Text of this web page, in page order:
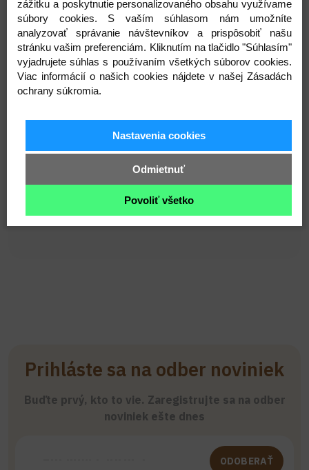
deti od 0 do 3 rokova šetrných k citlivej detskej
pokožke.
Noštek jeručne vyšívaný, očká súbezpečnostné s
poistkou (výrobcom odporúčané pre deti od 3
,odporúčame používanie hračkypod dohľadom
Jemný spoločník pre deti ako pomocník zo
zaspávaním a krásny darček s príbehom ručnej
práce značky Miulee 🤍
Prihláste sa na odber noviniek
Buďte prvý, kto to vie. Zaregistrujte sa na odber
noviniek ešte dnes
ODOBERAŤ
zážitku a poskytnutie personalizovaného obsahu využívame
súbory cookies. S vaším súhlasom nám umožníte
analyzovať správanie návštevníkov a prispôsobiť našu
stránku vašim preferenciám. Kliknutím na tlačidlo "Súhlasím"
vyjadrujete súhlas s používaním všetkých súborov cookies.
Viac informácií o našich cookies nájdete v našej Zásadách
ochrany súkromia.
Nastavenia cookies
Odmietnuť
Povoliť všetko